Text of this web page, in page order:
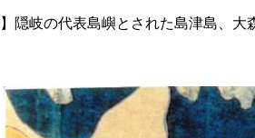
】隠岐の代表島嶼とされた島津島、